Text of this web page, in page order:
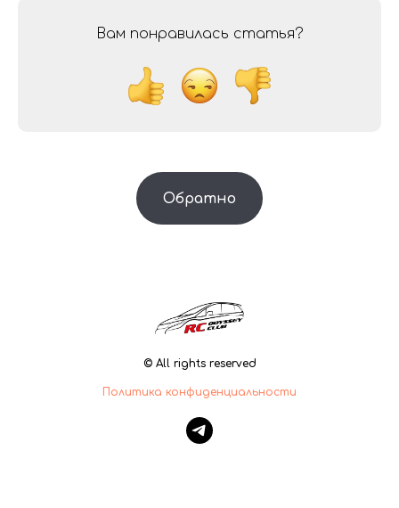
Вам понравилась статья?
Обратно
© All rights reserved
Политика конфиденциальности